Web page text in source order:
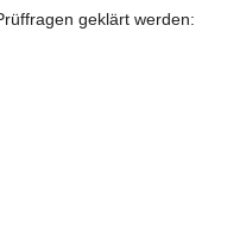
geklärt werden: